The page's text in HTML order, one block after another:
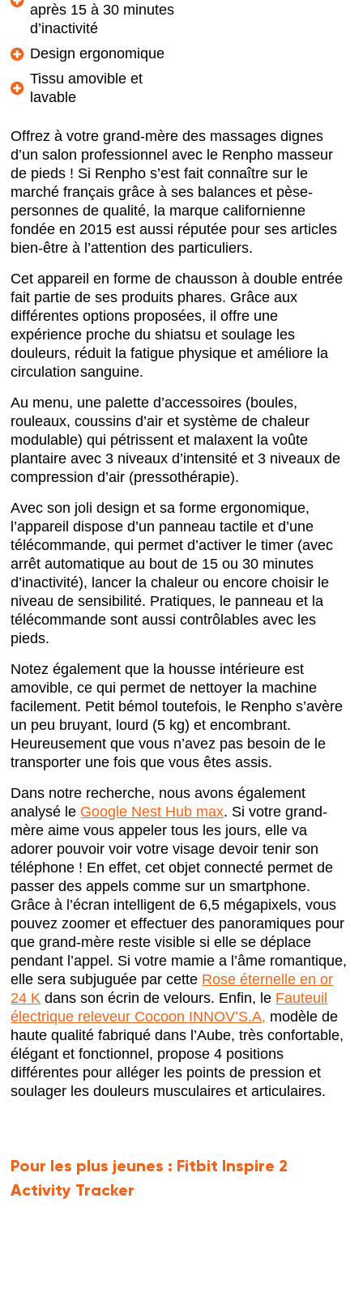
après 15 à 30 minutes
d’inactivité
Design ergonomique
Tissu amovible et
lavable
Offrez à votre grand-mère des massages dignes
d’un salon professionnel avec le Renpho masseur
de pieds ! Si Renpho s’est fait connaître sur le
marché français grâce à ses balances et pèse-
personnes de qualité, la marque californienne
fondée en 2015 est aussi réputée pour ses articles
bien-être à l’attention des particuliers.
Cet appareil en forme de chausson à double entrée
fait partie de ses produits phares. Grâce aux
différentes options proposées, il offre une
expérience proche du shiatsu et soulage les
douleurs, réduit la fatigue physique et améliore la
circulation sanguine.
Au menu, une palette d’accessoires (boules,
rouleaux, coussins d’air et système de chaleur
modulable) qui pétrissent et malaxent la voûte
plantaire avec 3 niveaux d’intensité et 3 niveaux de
compression d’air (pressothérapie).
Avec son joli design et sa forme ergonomique,
l’appareil dispose d’un panneau tactile et d’une
télécommande, qui permet d’activer le timer (avec
arrêt automatique au bout de 15 ou 30 minutes
d’inactivité), lancer la chaleur ou encore choisir le
niveau de sensibilité. Pratiques, le panneau et la
télécommande sont aussi contrôlables avec les
pieds.
Notez également que la housse intérieure est
amovible, ce qui permet de nettoyer la machine
facilement. Petit bémol toutefois, le Renpho s’avère
un peu bruyant, lourd (5 kg) et encombrant.
Heureusement que vous n’avez pas besoin de le
transporter une fois que vous êtes assis.
Dans notre recherche, nous avons également
analysé le Google Nest Hub max. Si votre grand-
mère aime vous appeler tous les jours, elle va
adorer pouvoir voir votre visage devoir tenir son
téléphone ! En effet, cet objet connecté permet de
passer des appels comme sur un smartphone.
Grâce à l’écran intelligent de 6,5 mégapixels, vous
pouvez zoomer et effectuer des panoramiques pour
que grand-mère reste visible si elle se déplace
pendant l’appel. Si votre mamie a l’âme romantique,
elle sera subjuguée par cette Rose éternelle en or
24 K dans son écrin de velours. Enfin, le Fauteuil
électrique releveur Cocoon INNOV’S.A, modèle de
haute qualité fabriqué dans l’Aube, très confortable,
élégant et fonctionnel, propose 4 positions
différentes pour alléger les points de pression et
soulager les douleurs musculaires et articulaires.
Pour les plus jeunes : Fitbit Inspire 2
Activity Tracker